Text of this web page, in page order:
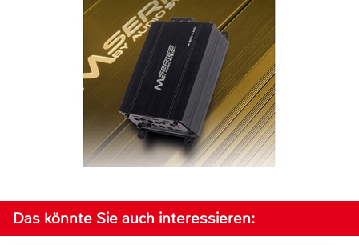
Das könnte Sie auch interessieren: